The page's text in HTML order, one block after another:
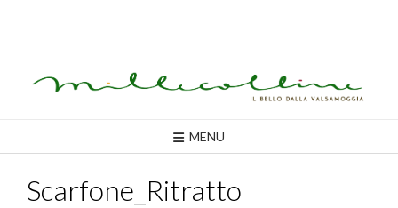
MENU
Scarfone_Ritratto